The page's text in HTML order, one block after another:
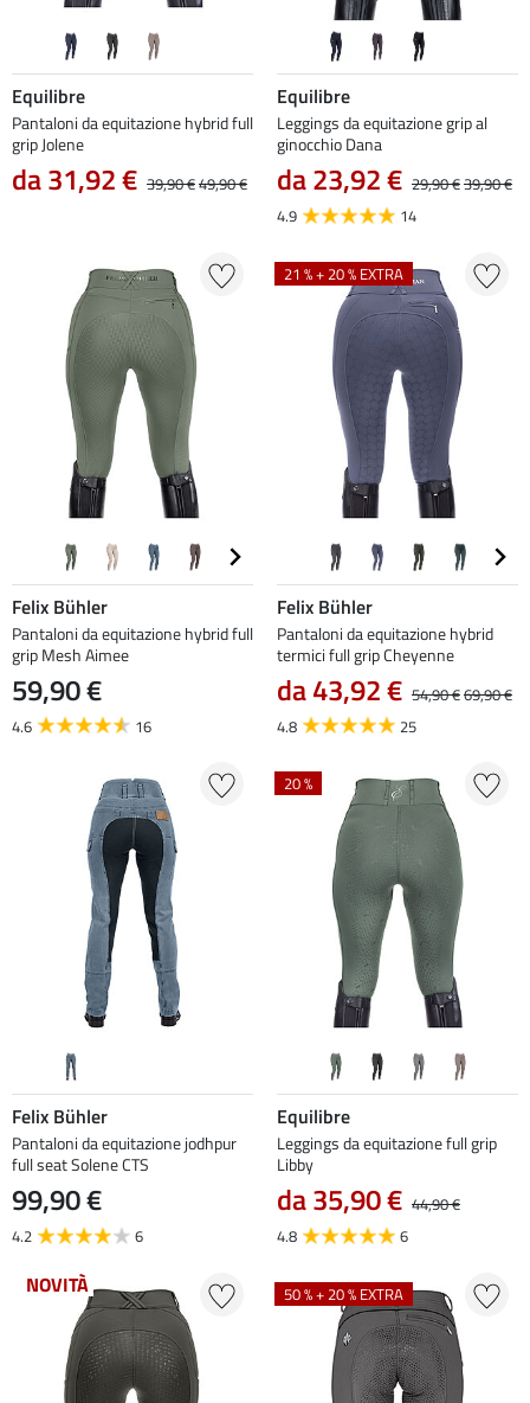
Equilibre
Pantaloni da equitazione hybrid full
grip Jolene
da 31,92 € 39,90 €49,90 €
Equilibre
Leggings da equitazione grip al
ginocchio Dana
da 23,92 € 29,90 €39,90 €
4.9
14
Felix Bühler
Pantaloni da equitazione hybrid full
grip Mesh Aimee
59,90 €
4.6 16
21 % + 20 % EXTRA
Felix Bühler
Pantaloni da equitazione hybrid
termici full grip Cheyenne
da 43,92 € 54,90 €69,90 €
4.8
25
Felix Bühler
Pantaloni da equitazione jodhpur
full seat Solene CTS
99,90 €
4.2 6
20 %
Equilibre
Leggings da equitazione full grip
Libby
da 35,90 € 44,90 €
4.8
6
NOVITÀ 50 % + 20 % EXTRA